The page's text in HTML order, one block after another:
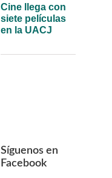
Cine llega con
siete películas
en la UACJ
Síguenos en
Facebook